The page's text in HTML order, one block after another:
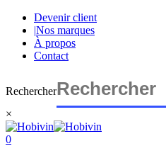
Skip
main
content
Devenir client
|Nos marques
À propos
Contact
Rechercher
×
Close
Search
search
account
0